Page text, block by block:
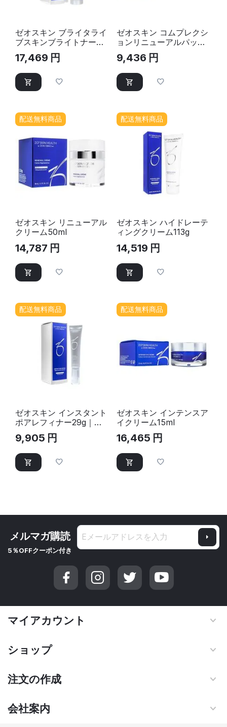
ゼオスキン ブライタライ
ブスキンブライトナー
50ml
17,469 円
ゼオスキン コムプレクシ
ョンリニューアルパッド
60パッド｜パッド
9,436 円
配送無料商品
ゼオスキン リニューアル
クリーム50ml
14,787 円
配送無料商品
ゼオスキン ハイドレーテ
ィングクリーム113g
14,519 円
配送無料商品
ゼオスキン インスタント
ポアレフィナー29g｜化
9,905 円
配送無料商品
ゼオスキン インテンスア
イクリーム15ml
16,465 円
メルマガ購読
5％OFFクーポン付き
マイアカウント
ショップ
注文の作成
会社案内